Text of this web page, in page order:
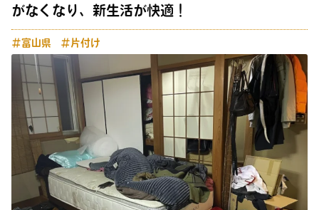
がなくなり、新生活が快適！
＃富山県 ＃片付け